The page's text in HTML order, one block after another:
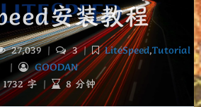
安装教程
27,039 | 3 | LiteSpeed,Tutorial
|
GOODAN
1732 字 | 8 分钟